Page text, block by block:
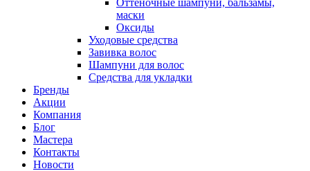
Оттеночные шампуни, бальзамы,
маски
Оксиды
Уходовые средства
Завивка волос
Шампуни для волос
Средства для укладки
Бренды
Акции
Компания
Блог
Мастера
Контакты
Новости